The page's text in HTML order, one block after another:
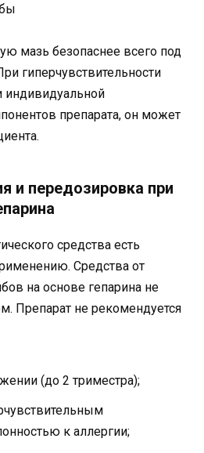
мазь безопаснее всего под
гиперчувствительности
препарата, он может
и передозировка при
средства есть
Средства от
на основе гепарина не
Препарат не рекомендуется
(до 2 триместра);
к аллергии;